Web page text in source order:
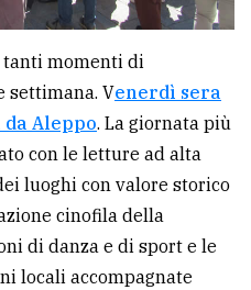
tanti momenti di
settimana. Venerdì sera
da Aleppo. La giornata più
con le letture ad alta
luoghi con valore storico
cinofila della
di danza e di sport e le
locali accompagnate